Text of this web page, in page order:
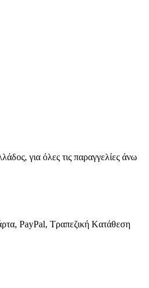
για όλες τις παραγγελίες άνω
PayPal, Τραπεζική Kατάθεση